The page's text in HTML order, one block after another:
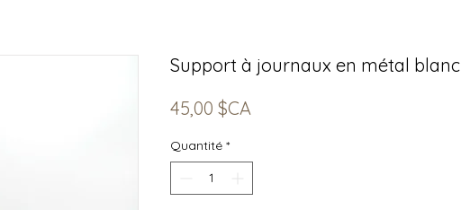
Support à journaux en métal blanc
45,00 $CA
Quantité *